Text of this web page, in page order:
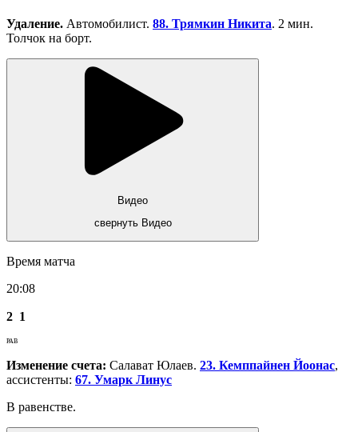
Удаление. Автомобилист. 88. Трямкин Никита. 2 мин.
Толчок на борт.
Видео
свернуть Видео
Время матча
20:08
2 1
РАВ
Изменение счета: Салават Юлаев. 23. Кемппайнен Йоонас,
ассистенты: 67. Умарк Линус
В равенстве.